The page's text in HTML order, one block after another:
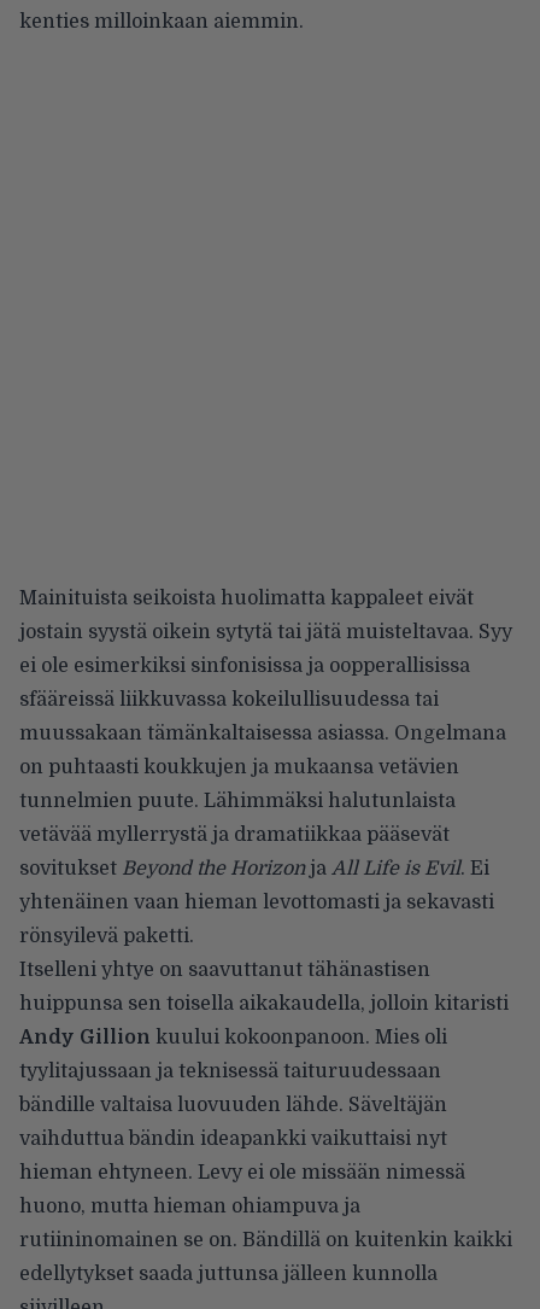
kenties milloinkaan aiemmin.
Mainituista seikoista huolimatta kappaleet eivät
jostain syystä oikein sytytä tai jätä muisteltavaa. Syy
ei ole esimerkiksi sinfonisissa ja oopperallisissa
sfääreissä liikkuvassa kokeilullisuudessa tai
muussakaan tämänkaltaisessa asiassa. Ongelmana
on puhtaasti koukkujen ja mukaansa vetävien
tunnelmien puute. Lähimmäksi halutunlaista
vetävää myllerrystä ja dramatiikkaa pääsevät
sovitukset Beyond the Horizon ja All Life is Evil. Ei
yhtenäinen vaan hieman levottomasti ja sekavasti
rönsyilevä paketti.
Itselleni yhtye on saavuttanut tähänastisen
huippunsa sen toisella aikakaudella, jolloin kitaristi
Andy Gillion kuului kokoonpanoon. Mies oli
tyylitajussaan ja teknisessä taituruudessaan
bändille valtaisa luovuuden lähde. Säveltäjän
vaihduttua bändin ideapankki vaikuttaisi nyt
hieman ehtyneen. Levy ei ole missään nimessä
huono, mutta hieman ohiampuva ja
rutiininomainen se on. Bändillä on kuitenkin kaikki
edellytykset saada juttunsa jälleen kunnolla